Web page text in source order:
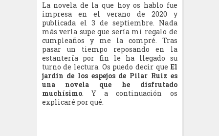
La novela de la que hoy os hablo fue
impresa en el verano de 2020 y
publicada el 3 de septiembre. Nada
más verla supe que sería mi regalo de
cumpleaños y me la compré. Tras
pasar un tiempo reposando en la
estantería por fin le ha llegado su
turno de lectura. Os puedo decir que El
jardín de los espejos de Pilar Ruiz es
una novela que he disfrutado
muchísimo. Y a continuación os
explicaré por qué.